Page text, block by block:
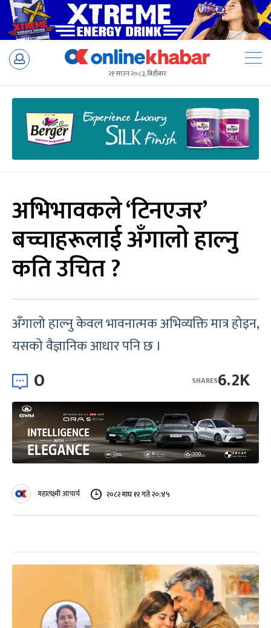
Skip
२१ साउन २०८३, बिहीबार
अभिभावकले ‘टिनएजर’
बच्चाहरूलाई अँगालो हाल्नु
कति उचित ?
अँगालो हाल्नु केवल भावनात्मक अभिव्यक्ति मात्र होइन,
यसको वैज्ञानिक आधार पनि छ ।
0 6.2K
SHARES
महालक्ष्मी आचार्य २०८२ माघ १२ गते २०:४५